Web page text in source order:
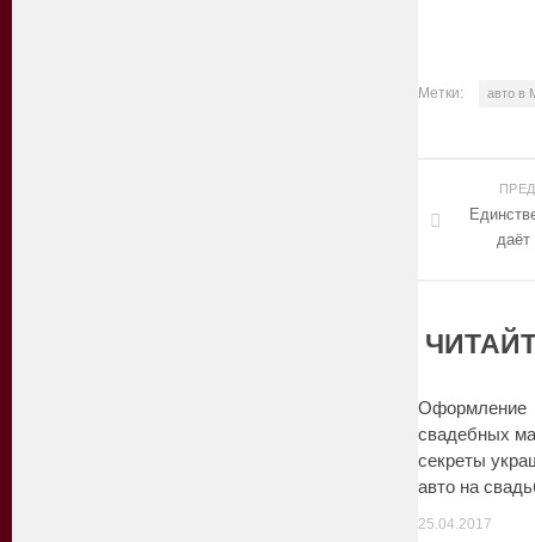
Метки: авто в
даёт
Оформление
свадебных
секреты
авто на
25.04.2017